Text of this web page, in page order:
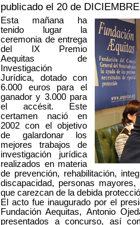
publicado el 20 de
Esta mañana ha
tenido lugar la
ceremonia de entrega
del IX Premio
Aequitas de
Investigación
Jurídica, dotado con
6.000 euros para el
ganador y 3.000 para
el accésit. Este
certamen nació en
2002 con el objetivo
de galardonar los
mejores trabajos de
investigación jurídica
realizados en materia
de prevención, rehabilitación,
discapacidad, personas
que carezcan de la debida
El acto fue inaugurado por el
Fundación Aequitas, Antonio
presentados a concurso, así